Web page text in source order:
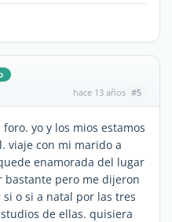
hace 13 años #5
yo y los mios estamos
viaje con mi marido a
enamorada del lugar
bastante pero me dijeron
o si a natal por las tres
de ellas. quisiera